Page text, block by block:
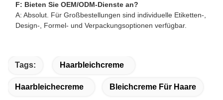
F: Bieten Sie OEM/ODM-Dienste an?
A: Absolut. Für Großbestellungen sind individuelle Etiketten-,
Design-, Formel- und Verpackungsoptionen verfügbar.
Tags: Haarbleichcreme
Haarbleichecreme Bleichcreme Für Haare